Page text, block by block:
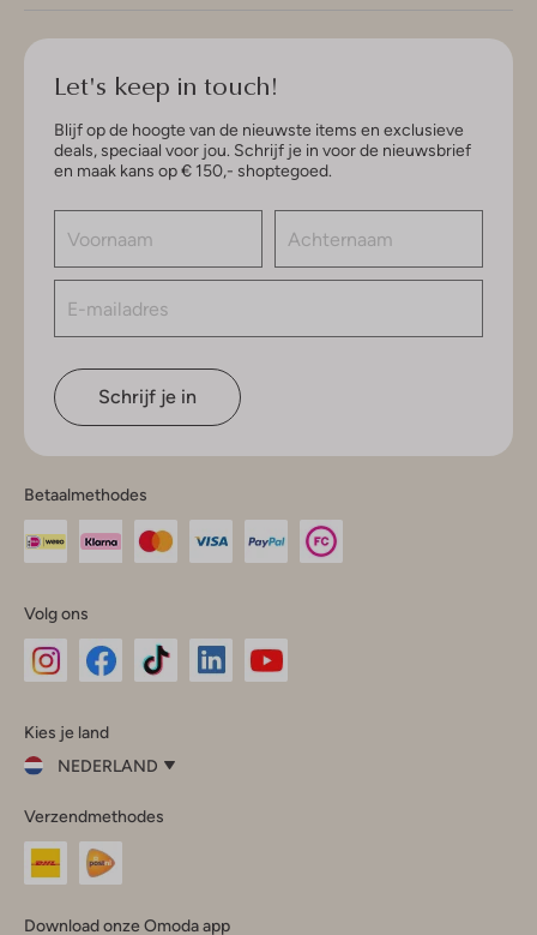
Let's keep in touch!
Blijf op de hoogte van de nieuwste items en exclusieve
deals, speciaal voor jou. Schrijf je in voor de nieuwsbrief
en maak kans op € 150,- shoptegoed.
Schrijf je in
Betaalmethodes
Volg ons
InstagramFacebook
Kies je land
NEDERLAND
je
land
Nederland
Verzendmethodes
Download onze Omoda app